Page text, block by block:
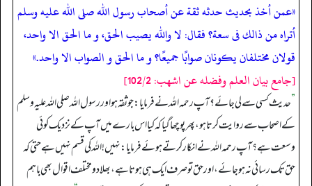
«عمن أخذ بحديث حدثه ثقة عن أصحاب رسول الله صلى الله عليه وسلم
أتراه من ذالك فى سعة؟ فقال: لا والله يصيب الحق، و ما الحق الا واحد،
قولان مختلفان يكونان صوابًا جميعًا؟ و ما الحق و الصواب الا واحد.»
[جامع بيان العلم وفضله عن اشهب: 102/2]
”حدیث کسی سے لی جائے؟ آپ رحمہ اللہ نے فرمایا: جو ثقہ ہو اور رسول اللہ صلی اللہ علیہ وسلم
کے اصحاب سے روایت کرتا ہو، پھر پوچھا گیا کہ کیا اس بارے میں آپ کے نزدیک کوئی
وسعت ہے؟ آپ رحمہ اللہ نے انکار کرتے ہوئے فرمایا: نہیں! اللہ کی قسم نہیں ہے حتی کہ
حق تک رسائی نہ ہو جائے، اور حق تو صرف ایک ہی ہوتا ہے، بھلا دو مختلف اقوال بھی باہم